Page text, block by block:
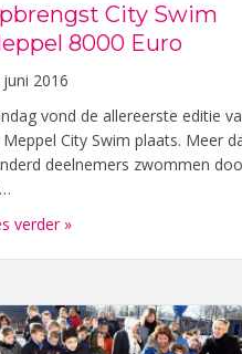
City Swim
8000 Euro
juni 2016
vond de allereerste editie
Meppel City Swim plaats. Meer
deelnemers zwommen
verder »about Opbrengst City